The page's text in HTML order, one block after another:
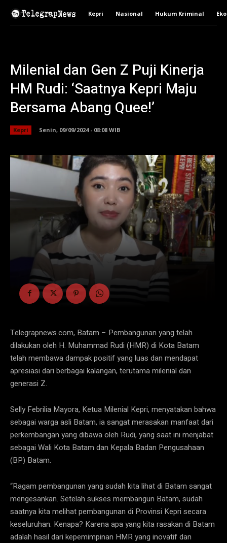
Kepri Nasional Hukum Kriminal
Milenial dan Gen Z Puji Kinerja
HM Rudi: ‘Saatnya Kepri Maju
Bersama Abang Quee!’
Kepri Senin, 09/09/2024 - 08:08 WIB
Telegrapnews.com, Batam – Pembangunan yang telah
dilakukan oleh H. Muhammad Rudi (HMR) di Kota Batam
telah membawa dampak positif yang luas dan mendapat
apresiasi dari berbagai kalangan, terutama milenial dan
generasi Z.
Selly Febrilia Mayora, Ketua Milenial Kepri, menyatakan bahwa
sebagai warga asli Batam, ia sangat merasakan manfaat dari
perkembangan yang dibawa oleh Rudi, yang saat ini menjabat
sebagai Wali Kota Batam dan Kepala Badan Pengusahaan
(BP) Batam.
“Ragam pembangunan yang sudah kita lihat di Batam sangat
mengesankan. Setelah sukses membangun Batam, sudah
saatnya kita melihat pembangunan di Provinsi Kepri secara
keseluruhan. Kenapa? Karena apa yang kita rasakan di Batam
adalah hasil dari kepemimpinan HMR yang inovatif dan